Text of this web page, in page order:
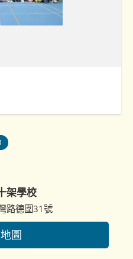
架學校
路德圍31號
圖